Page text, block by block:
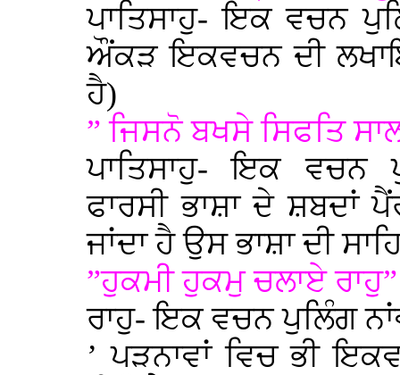
ਪਾਤਿਸਾਹੁ- ਇਕ ਵਚਨ
ਔਂਕੜ ਇਕਵਚਨ ਦੀ
ਹੈ)
” ਜਿਸਨੋ ਬਖਸੇ ਸਿਫਤਿ
ਪਾਤਿਸਾਹੁ- ਇਕ ਵਚਨ
ਫਾਰਸੀ ਭਾਸ਼ਾ ਦੇ ਸ਼ਬਦਾਂ
ਜਾਂਦਾ ਹੈ ਉਸ ਭਾਸ਼ਾ ਦੀ
”ਹੁਕਮੀ ਹੁਕਮੁ ਚਲਾਏ ਰਾਹੁ”
ਰਾਹੁ- ਇਕ ਵਚਨ ਪੁਲਿੰਗ
’ ਪੜਨਾਵਾਂ ਵਿਚ ਭੀ